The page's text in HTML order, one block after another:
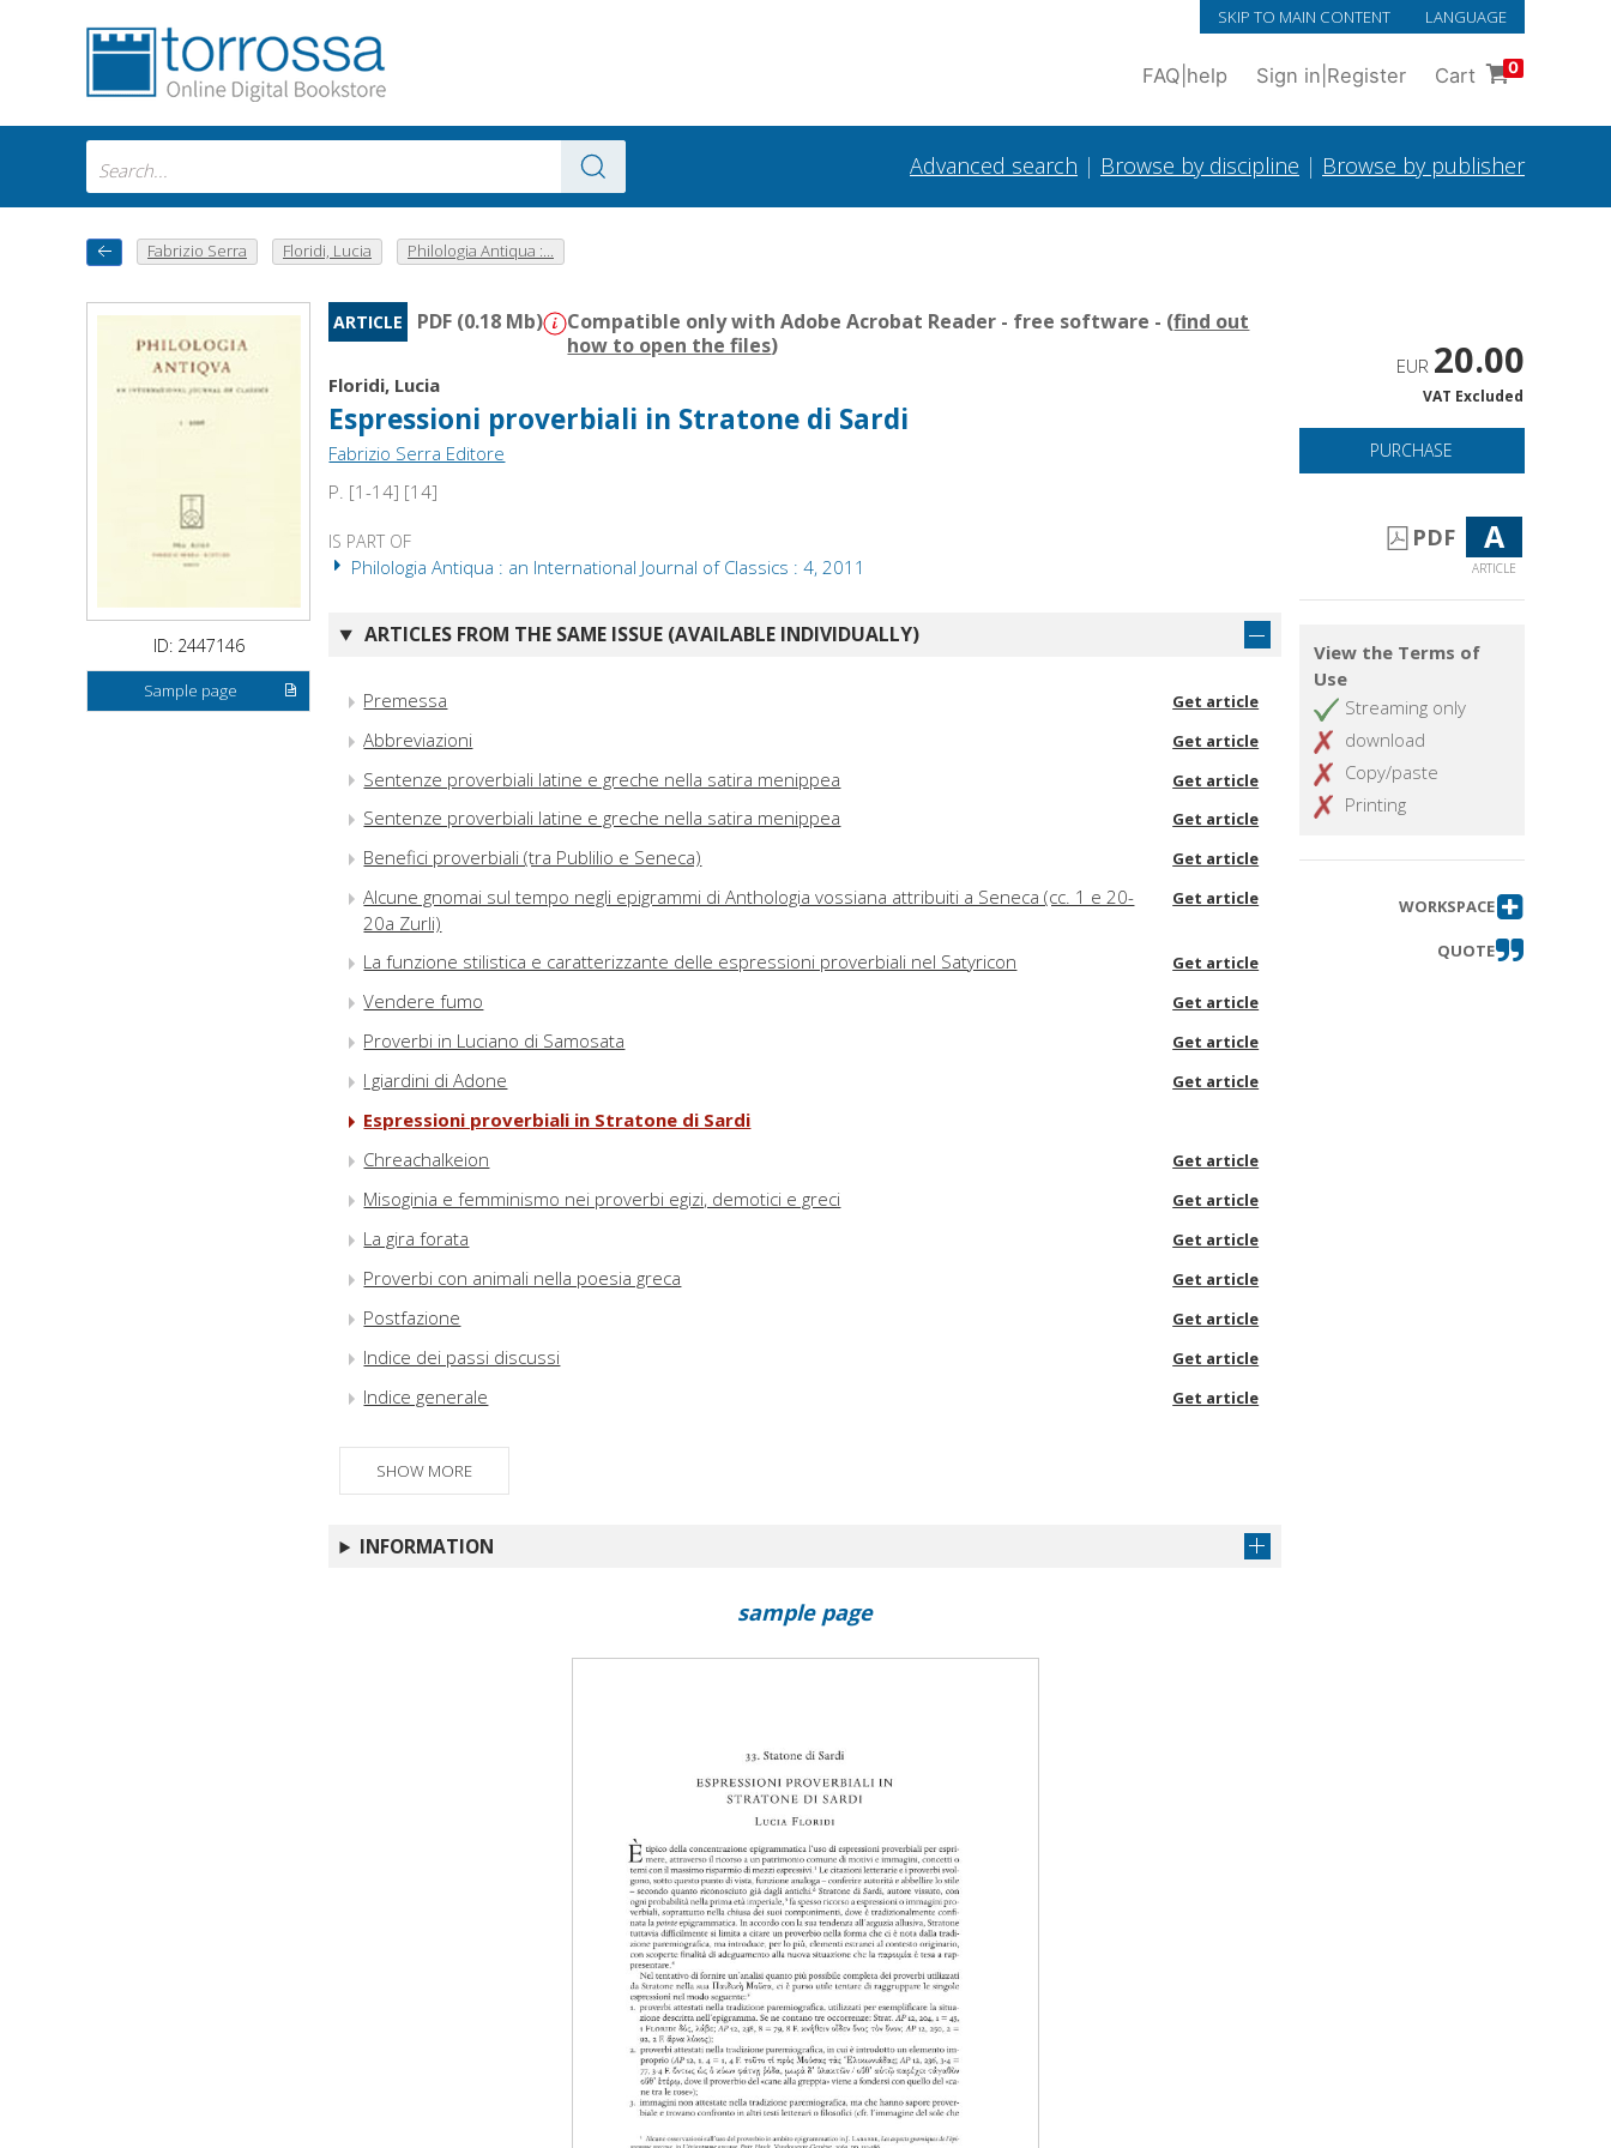
SKIP TO MAIN CONTENT LANGUAGE
FAQ help Sign in Register Cart 0
Advanced search | Browse by discipline | Browse by publisher
Fabrizio Serra Floridi, Lucia Philologia Antiqua :...
ID: 2447146
Sample page
ARTICLE PDF (0.18 Mb) Compatible only with Adobe Acrobat Reader - free software - (find out
how to open the files)
Floridi, Lucia
Espressioni proverbiali in Stratone di Sardi
Fabrizio Serra Editore
P. [1-14] [14]
IS PART OF
Philologia Antiqua : an International Journal of Classics : 4, 2011
ARTICLES FROM THE SAME ISSUE (AVAILABLE INDIVIDUALLY)
Premessa Get article
Abbreviazioni Get article
Sentenze proverbiali latine e greche nella satira menippea Get article
Sentenze proverbiali latine e greche nella satira menippea Get article
Benefici proverbiali (tra Publilio e Seneca) Get article
Alcune gnomai sul tempo negli epigrammi di Anthologia vossiana attribuiti a Seneca (cc. 1 e 20-
20a Zurli)
Get article
La funzione stilistica e caratterizzante delle espressioni proverbiali nel Satyricon Get article
Vendere fumo Get article
Proverbi in Luciano di Samosata Get article
I giardini di Adone Get article
Espressioni proverbiali in Stratone di Sardi
Chreachalkeion
Get article
Misoginia e femminismo nei proverbi egizi, demotici e greci Get article
La gira forata Get article
Proverbi con animali nella poesia greca Get article
Postfazione Get article
Indice dei passi discussi Get article
Indice generale Get article
SHOW MORE
INFORMATION
EUR 20.00
VAT Excluded
PURCHASE
PDF A
ARTICLE
View the Terms of
Use
Streaming only
download
Copy/paste
Printing
WORKSPACE
QUOTE
sample page